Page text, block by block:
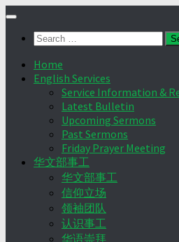
Skip
contentSearch
Home
English Services
Service Information &
Latest Bulletin
Upcoming Sermons
Past Sermons
Friday Prayer Meeting
华文部事工
华文部事工
信仰立场
领袖团队
认识事工
华语崇拜